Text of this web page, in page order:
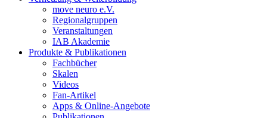
move neuro e.V.
Regionalgruppen
Veranstaltungen
IAB Akademie
Produkte & Publikationen
Fachbücher
Skalen
Videos
Fan-Artikel
Apps & Online-Angebote